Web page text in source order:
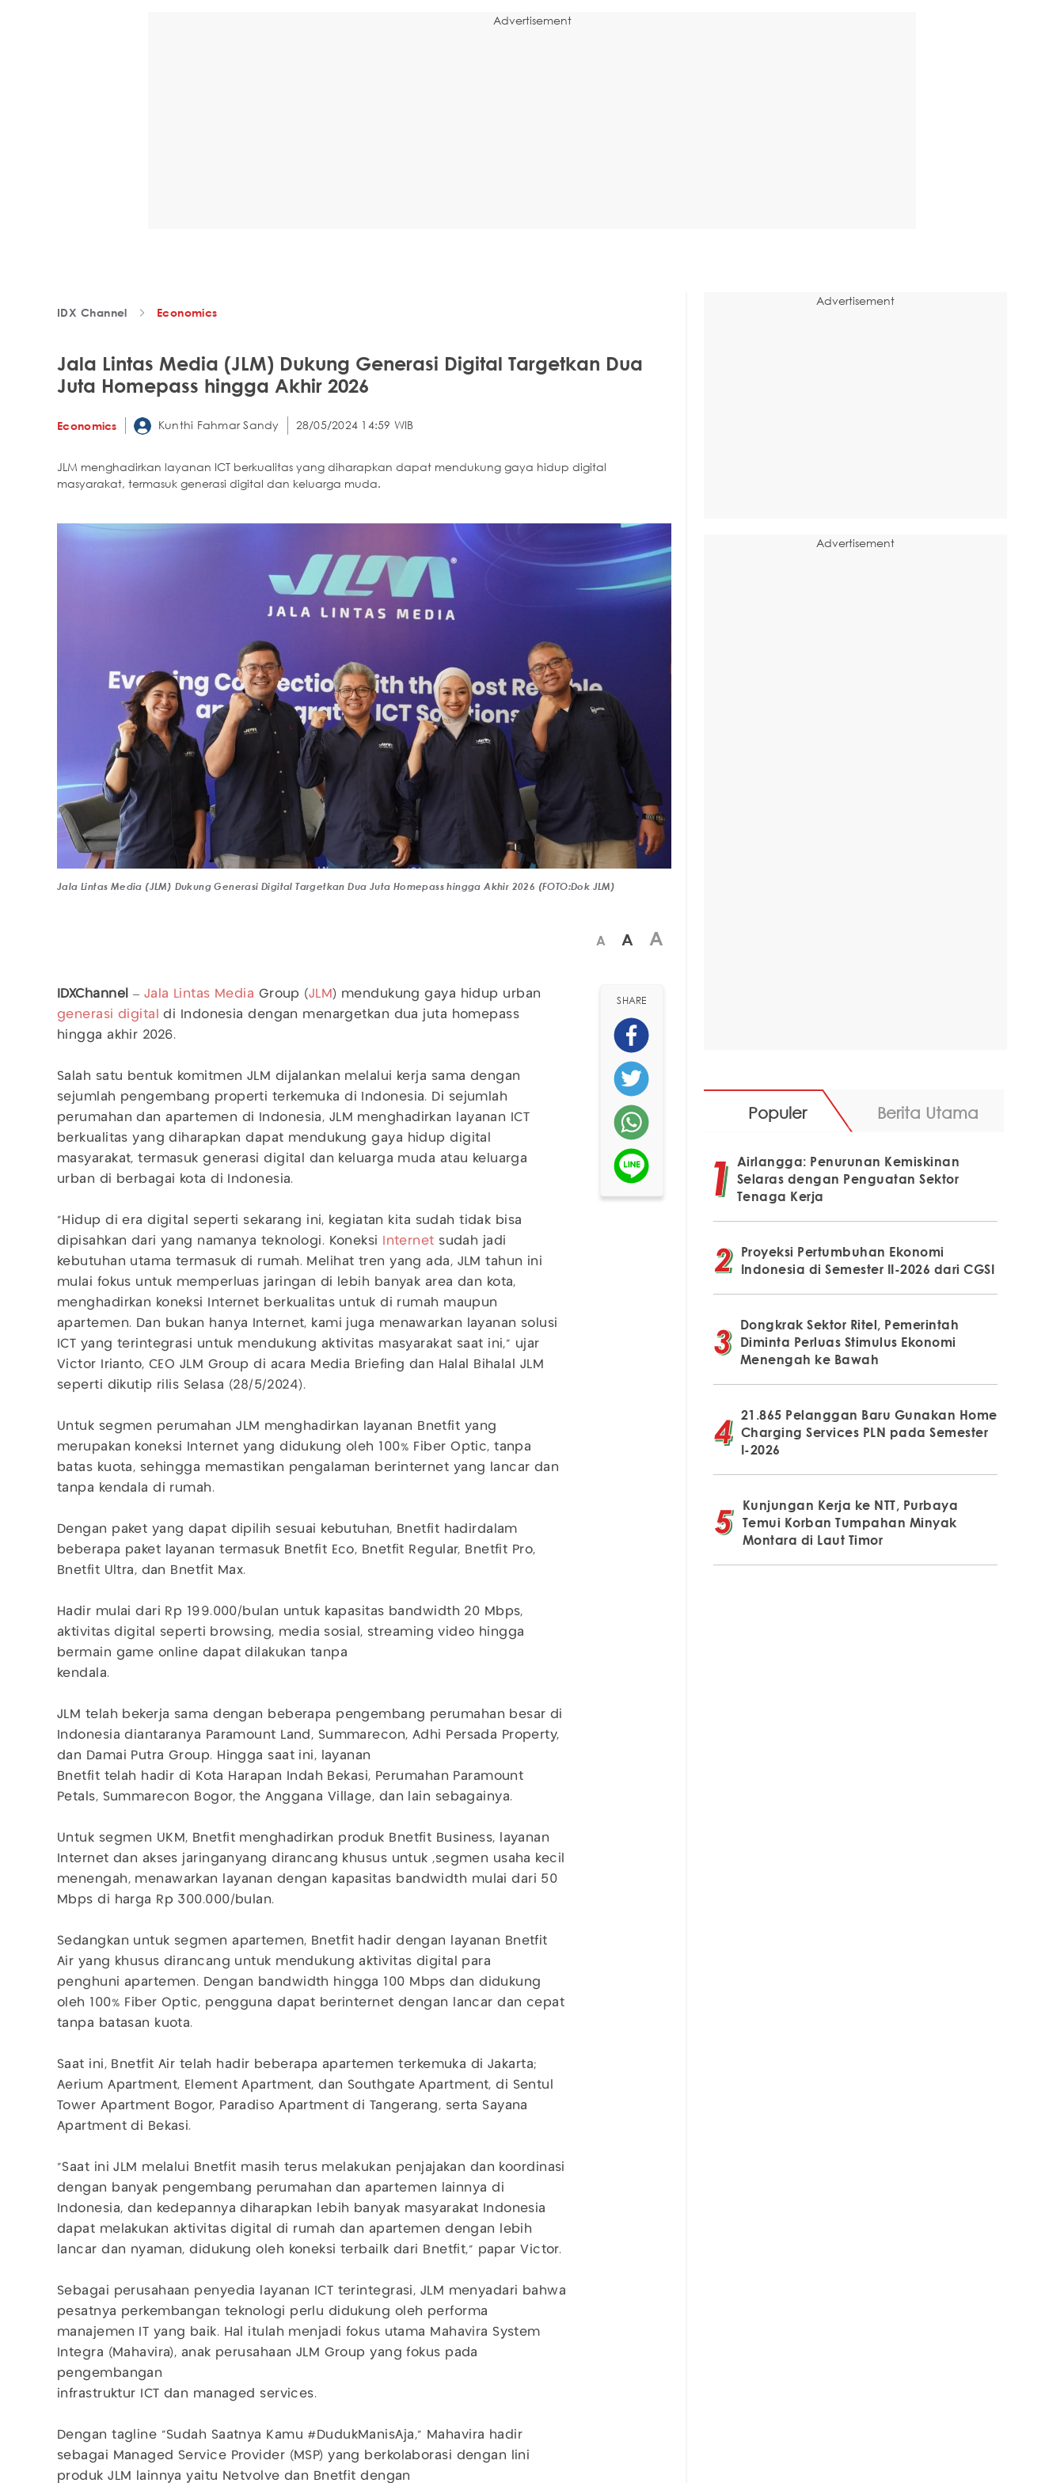
Advertisement
IDX Channel Economics
Jala Lintas Media (JLM) Dukung Generasi Digital Targetkan Dua
Juta Homepass hingga Akhir 2026
Economics Kunthi Fahmar Sandy 28/05/2024 14:59 WIB
JLM menghadirkan layanan ICT berkualitas yang diharapkan dapat mendukung gaya hidup digital
masyarakat, termasuk generasi digital dan keluarga muda.
Jala Lintas Media (JLM) Dukung Generasi Digital Targetkan Dua Juta Homepass hingga Akhir 2026 (FOTO:Dok JLM)
A A A
IDXChannel – Jala Lintas Media Group (JLM ) mendukung gaya hidup urban
generasi digital
di Indonesia dengan menargetkan dua juta homepass
hingga akhir 2026.
Salah satu bentuk komitmen JLM dijalankan melalui kerja sama dengan
sejumlah pengembang properti terkemuka di Indonesia. Di sejumlah
perumahan dan apartemen di Indonesia, JLM menghadirkan layanan ICT
berkualitas yang diharapkan dapat mendukung gaya hidup digital
masyarakat, termasuk generasi digital dan keluarga muda atau keluarga
urban di berbagai kota di Indonesia.
“Hidup di era digital seperti sekarang ini, kegiatan kita sudah tidak bisa
dipisahkan dari yang namanya teknologi. Koneksi
Internet sudah jadi
kebutuhan utama termasuk di rumah. Melihat tren yang ada, JLM tahun ini
mulai fokus untuk memperluas jaringan di lebih banyak area dan kota,
menghadirkan koneksi Internet berkualitas untuk di rumah maupun
apartemen. Dan bukan hanya Internet, kami juga menawarkan layanan solusi
ICT yang terintegrasi untuk mendukung aktivitas masyarakat saat ini,” ujar
Victor Irianto, CEO JLM Group di acara Media Briefing dan Halal Bihalal JLM
seperti dikutip rilis Selasa (28/5/2024).
Untuk segmen perumahan JLM menghadirkan layanan Bnetfit yang
merupakan koneksi Internet yang didukung oleh 100% Fiber Optic, tanpa
batas kuota, sehingga memastikan pengalaman berinternet yang lancar dan
tanpa kendala di rumah.
Dengan paket yang dapat dipilih sesuai kebutuhan, Bnetfit hadirdalam
beberapa paket layanan termasuk Bnetfit Eco, Bnetfit Regular, Bnetfit Pro,
Bnetfit Ultra, dan Bnetfit Max.
Hadir mulai dari Rp 199.000/bulan untuk kapasitas bandwidth 20 Mbps,
aktivitas digital seperti browsing, media sosial, streaming video hingga
bermain game online dapat dilakukan tanpa
kendala.
JLM telah bekerja sama dengan beberapa pengembang perumahan besar di
Indonesia diantaranya Paramount Land, Summarecon, Adhi Persada Property,
dan Damai Putra Group. Hingga saat ini, layanan
Bnetfit telah hadir di Kota Harapan Indah Bekasi, Perumahan Paramount
Petals, Summarecon Bogor, the Anggana Village, dan lain sebagainya.
Untuk segmen UKM, Bnetfit menghadirkan produk Bnetfit Business, layanan
Internet dan akses jaringanyang dirancang khusus untuk ,segmen usaha kecil
menengah, menawarkan layanan dengan kapasitas bandwidth mulai dari 50
Mbps di harga Rp 300.000/bulan.
Sedangkan untuk segmen apartemen, Bnetfit hadir dengan layanan Bnetfit
Air yang khusus dirancang untuk mendukung aktivitas digital para
penghuni apartemen. Dengan bandwidth hingga 100 Mbps dan didukung
oleh 100% Fiber Optic, pengguna dapat berinternet dengan lancar dan cepat
tanpa batasan kuota.
Saat ini, Bnetfit Air telah hadir beberapa apartemen terkemuka di Jakarta;
Aerium Apartment, Element Apartment, dan Southgate Apartment, di Sentul
Tower Apartment Bogor, Paradiso Apartment di Tangerang, serta Sayana
Apartment di Bekasi.
“Saat ini JLM melalui Bnetfit masih terus melakukan penjajakan dan koordinasi
dengan banyak pengembang perumahan dan apartemen lainnya di
Indonesia, dan kedepannya diharapkan lebih banyak masyarakat Indonesia
dapat melakukan aktivitas digital di rumah dan apartemen dengan lebih
lancar dan nyaman, didukung oleh koneksi terbailk dari Bnetfit,” papar Victor.
Sebagai perusahaan penyedia layanan ICT terintegrasi, JLM menyadari bahwa
pesatnya perkembangan teknologi perlu didukung oleh performa
manajemen IT yang baik. Hal itulah menjadi fokus utama Mahavira System
Integra (Mahavira), anak perusahaan JLM Group yang fokus pada
pengembangan
infrastruktur ICT dan managed services.
Dengan tagline “Sudah Saatnya Kamu #DudukManisAja,” Mahavira hadir
sebagai Managed Service Provider (MSP) yang berkolaborasi dengan lini
produk JLM lainnya yaitu Netvolve dan Bnetfit dengan
SHARE
Advertisement
Advertisement
Populer Berita Utama
Airlangga: Penurunan Kemiskinan
Selaras dengan Penguatan Sektor
Tenaga Kerja
Proyeksi Pertumbuhan Ekonomi
Indonesia di Semester II-2026 dari CGSI
Dongkrak Sektor Ritel, Pemerintah
Diminta Perluas Stimulus Ekonomi
Menengah ke Bawah
21.865 Pelanggan Baru Gunakan Home
Charging Services PLN pada Semester
I-2026
Kunjungan Kerja ke NTT, Purbaya
Temui Korban Tumpahan Minyak
Montara di Laut Timor